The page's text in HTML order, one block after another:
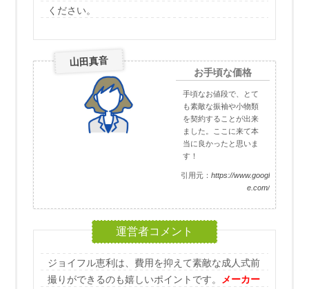
ください。
山田真音
お手頃な価格
手頃なお値段で、とて
も素敵な振袖や小物類
を契約することが出来
ました。ここに来て本
当に良かったと思いま
す！
引用元： https://www.googl
e.com/
ジョイフル恵利は、費用を抑えて素敵な成人式前
撮りができるのも嬉しいポイントです。
メーカー